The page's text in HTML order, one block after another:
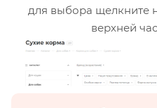
для выбора щелкните
верхней